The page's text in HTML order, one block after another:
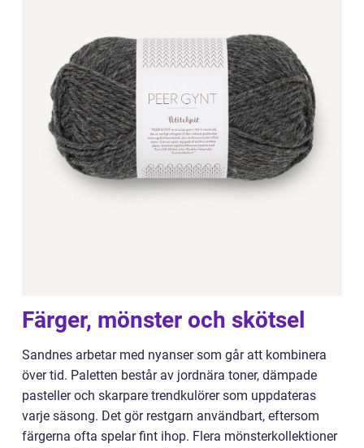
Färger, mönster och skötsel
Sandnes arbetar med nyanser som går att kombinera
över tid. Paletten består av jordnära toner, dämpade
pasteller och skarpare trendkulörer som uppdateras
varje säsong. Det gör restgarn användbart, eftersom
färgerna ofta spelar fint ihop. Flera mönsterkollektioner